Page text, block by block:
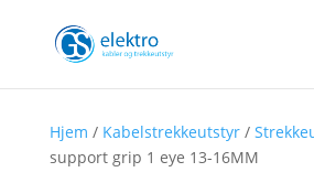
Hjem / Kabelstrekkeutstyr/
support grip 1 eye 13-16MM